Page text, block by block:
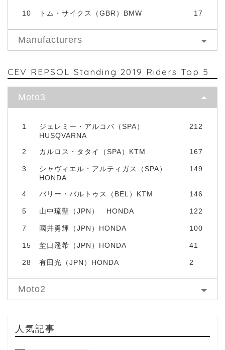
10 トム・サイクス（GBR）BMW 17
Manufacturers
CEV REPSOL Standing 2019 Riders Top 5
Moto3
1
ジェレミー・アルコバ（SPA）
HUSQVARNA
212
2 カルロス・タタイ（SPA）KTM 167
3
シャヴィエル・アルティガス（SPA）
HONDA
149
4 バリー・バルトゥス（BEL）KTM 146
5 山中琉聖（JPN） HONDA 122
7 國井勇輝（JPN）HONDA 100
15 埜口遥希（JPN）HONDA 41
28 有田光（JPN）HONDA 2
Moto2
人気記事